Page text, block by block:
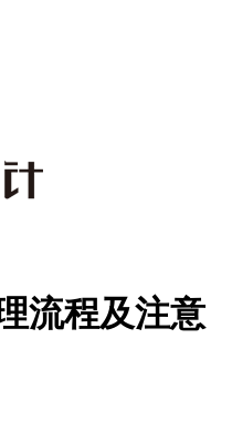
流程及注意